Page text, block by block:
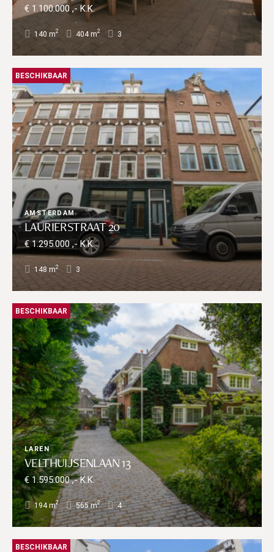
€ 1.100.000 ,- K.K.
140 m2 404 m2 3
BESCHIKBAAR
AMSTERDAM
LAURIERSTRAAT 20
€ 1.295.000 ,- K.K.
148 m2 3
BESCHIKBAAR
LAREN
VELTHUIJSENLAAN 13
€ 1.595.000 ,- K.K.
194 m2 565 m2 4
BESCHIKBAAR